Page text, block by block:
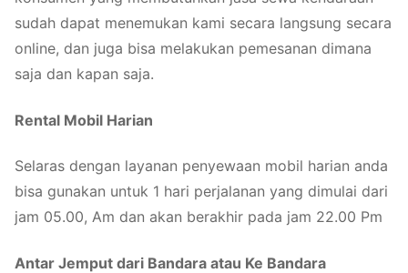
sudah dapat menemukan kami secara langsung secara
online, dan juga bisa melakukan pemesanan dimana
saja dan kapan saja.
Rental Mobil Harian
Selaras dengan layanan penyewaan mobil harian anda
bisa gunakan untuk 1 hari perjalanan yang dimulai dari
jam 05.00, Am dan akan berakhir pada jam 22.00 Pm
Antar Jemput dari Bandara atau Ke Bandara